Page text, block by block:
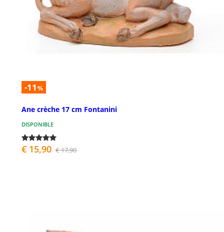
-11 %
Ane crèche 17 cm Fontanini
DISPONIBLE
€ 15,90 € 17,90